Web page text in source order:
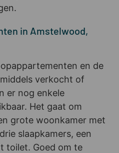
in Amstelwood,
en de
verkocht of
er nog enkele
Het gaat om
grote woonkamer met
slaapkamers, een
toilet. Goed om te